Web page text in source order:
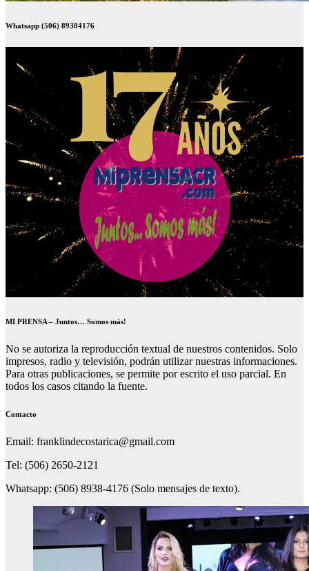
Whatsapp (506) 89384176
MI PRENSA – Juntos… Somos más!
No se autoriza la reproducción textual de nuestros contenidos. Solo
impresos, radio y televisión, podrán utilizar nuestras informaciones.
Para otras publicaciones, se permite por escrito el uso parcial. En
todos los casos citando la fuente.
Contacto
Email: franklindecostarica@gmail.com
Tel: (506) 2650-2121
Whatsapp: (506) 8938-4176 (Solo mensajes de texto).